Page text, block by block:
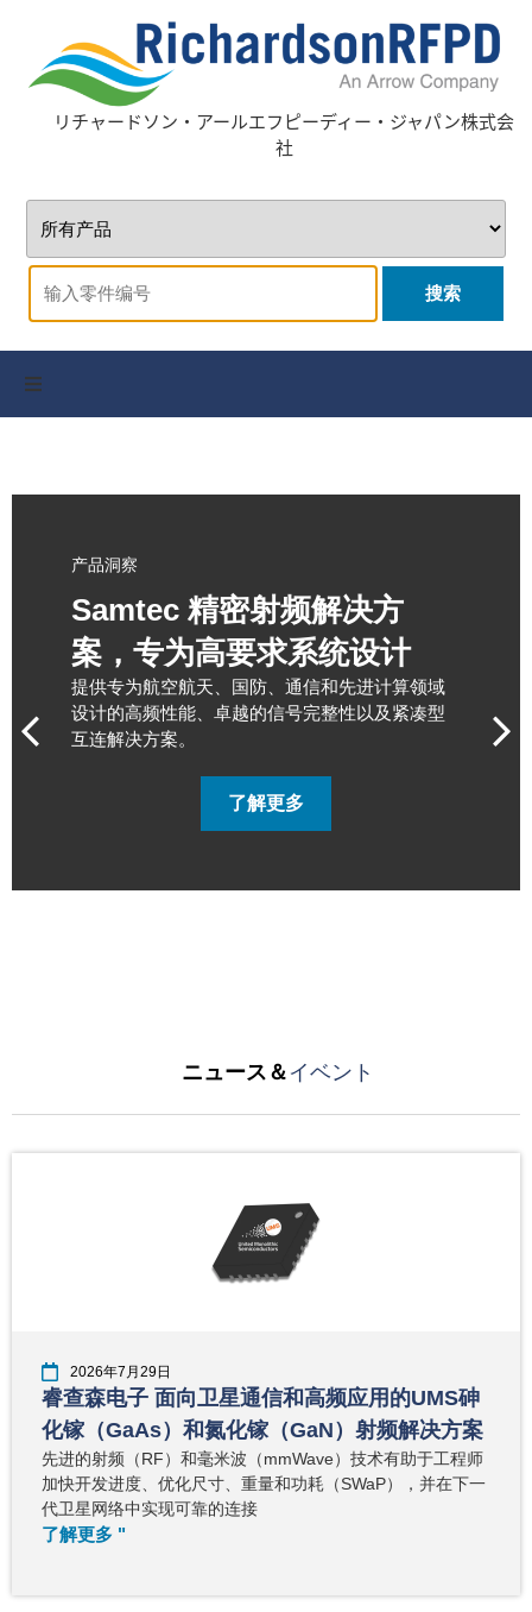
リチャードソン・アールエフピーディー・ジャパン株式会
社
搜索
お問い合わせ
产品洞察
Samtec 精密射频解决方
案，专为高要求系统设计
提供专为航空航天、国防、通信和先进计算领域
设计的高频性能、卓越的信号完整性以及紧凑型
互连解决方案。
了解更多
ニュース＆ イベント
2026年7月29日
睿查森电子 面向卫星通信和高频应用的UMS砷
化镓（GaAs）和氮化镓（GaN）射频解决方案
先进的射频（RF）和毫米波（mmWave）技术有助于工程师
加快开发进度、优化尺寸、重量和功耗（SWaP），并在下一
代卫星网络中实现可靠的连接
了解更多 "